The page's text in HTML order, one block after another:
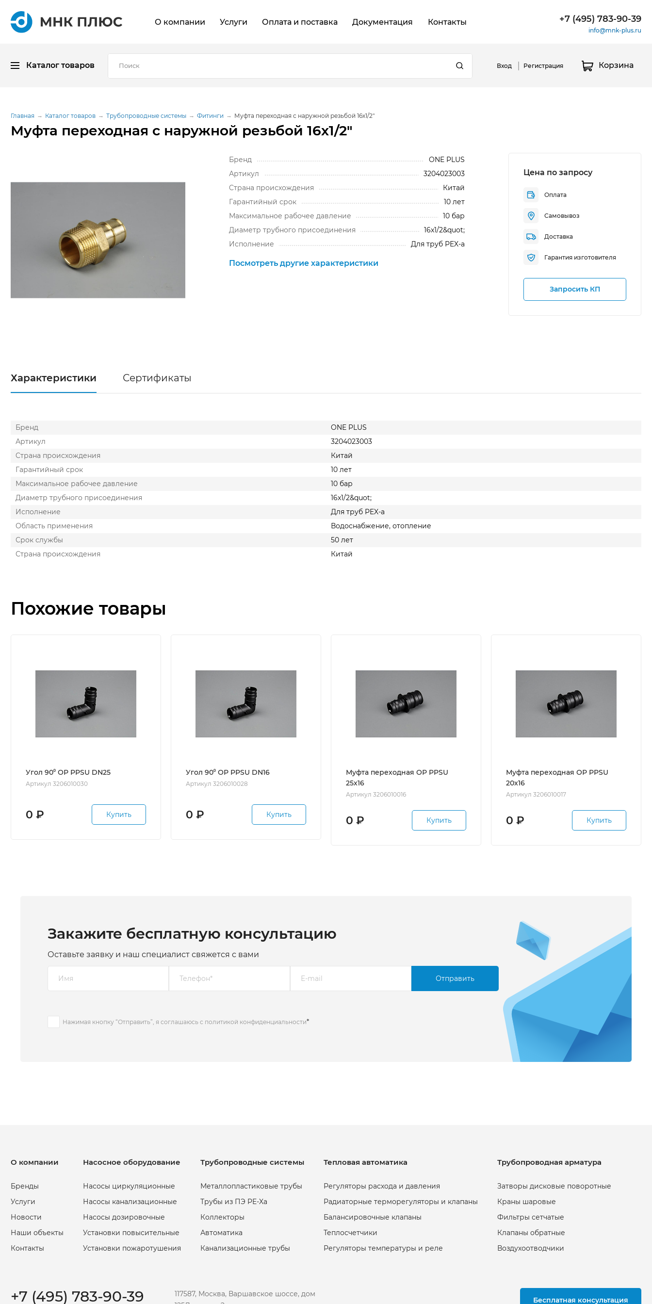
+7 (495) 783-90-39
info@mnk-plus.ru
О компании Услуги Оплата и поставка Документация Контакты
Вход Регистрация Корзина
Каталог товаров
Главная Каталог товаров Трубопроводные системы Фитинги Муфта переходная с наружной резьбой 16x1/2"
Муфта переходная с наружной резьбой 16x1/2"
Бренд
ONE PLUS
Артикул
3204023003
Cтрана происхождения
Китай
Гарантийный срок
10 лет
Максимальное рабочее давление
10 бар
Диаметр трубного присоединения
16x1/2&quot;
Исполнение
Для труб PEX-a
Посмотреть другие характеристики
Цена по запросу
Оплата
Самовывоз
Доставка
Гарантия изготовителя
Запросить КП
Характеристики Сертификаты
Бренд
ONE PLUS
Артикул
3204023003
Cтрана происхождения
Китай
Гарантийный срок
10 лет
Максимальное рабочее давление
10 бар
Диаметр трубного присоединения
16x1/2&quot;
Исполнение
Для труб PEX-a
Область применения
Водоснабжение, отопление
Срок службы
50 лет
Страна происхождения
Китай
Похожие товары
Угол 90⁰ ОР PPSU DN25
Артикул 3206010030
0 ₽ Купить
Угол 90⁰ ОР PPSU DN16
Артикул 3206010028
0 ₽ Купить
Муфта переходная ОР PPSU
25x16
Артикул 3206010016
0 ₽ Купить
Муфта переходная ОР PPSU
20x16
Артикул 3206010017
0 ₽ Купить
Закажите бесплатную консультацию
Оставьте заявку и наш специалист свяжется с вами
Отправить
Нажимая кнопку “Отправить”, я соглашаюсь с политикой конфиденциальности*
+7 (495) 783-90-39
117587, Москва, Варшавское шоссе, дом
Бесплатная консультация
О компании
Бренды
Услуги
Новости
Наши объекты
Контакты
Насосное оборудование
Насосы циркуляционные
Насосы канализационные
Насосы дозировочные
Установки повысительные
Установки пожаротушения
Трубопроводные системы
Металлопластиковые трубы
Трубы из ПЭ PE-Xa
Коллекторы
Автоматика
Канализационные трубы
Тепловая автоматика
Регуляторы расхода и давления
Радиаторные терморегуляторы и клапаны
Балансировочные клапаны
Теплосчетчики
Регуляторы температуры и реле
Трубопроводная арматура
Затворы дисковые поворотные
Краны шаровые
Фильтры сетчатые
Клапаны обратные
Воздухоотводчики